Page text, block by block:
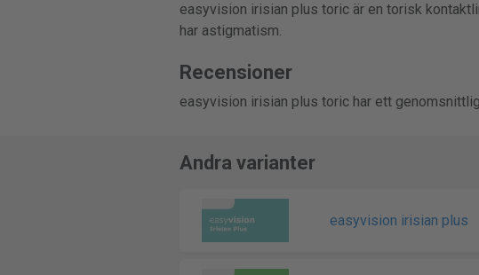
easyvision irisian plus toric är en torisk
har astigmatism.
Recensioner
easyvision irisian plus toric har ett
Andra varianter
easyvision irisian plus